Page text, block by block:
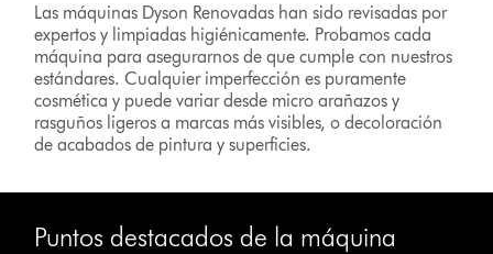
Las máquinas Dyson Renovadas han sido revisadas por
expertos y limpiadas higiénicamente. Probamos cada
máquina para asegurarnos de que cumple con nuestros
estándares. Cualquier imperfección es puramente
cosmética y puede variar desde micro arañazos y
rasguños ligeros a marcas más visibles, o decoloración
de acabados de pintura y superficies.
Puntos destacados de la máquina